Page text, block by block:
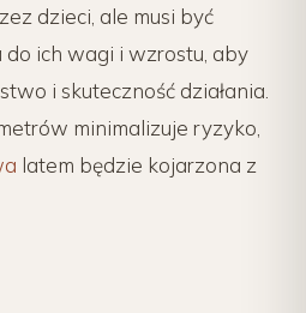
dzieci, ale musi być
ich wagi i wzrostu, aby
i skuteczność działania.
minimalizuje ryzyko,
latem będzie kojarzona z